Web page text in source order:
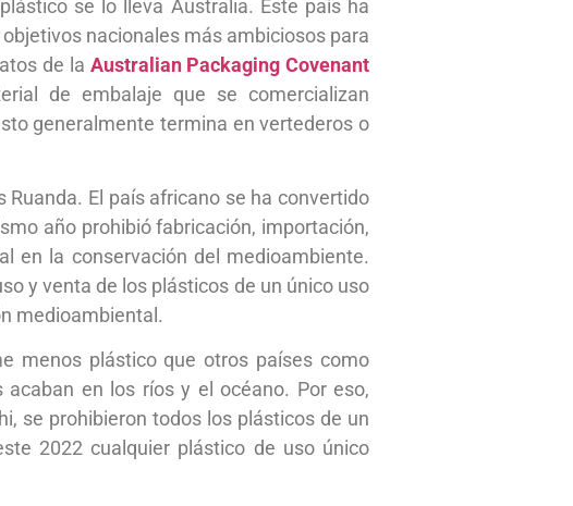
se lo lleva Australia. Este país ha
nacionales más ambiciosos para
de la Australian Packaging Covenant
de embalaje que se comercializan
generalmente termina en vertederos o
El país africano se ha convertido
año prohibió fabricación, importación,
en la conservación del medioambiente.
y venta de los plásticos de un único uso
medioambiental.
menos plástico que otros países como
en los ríos y el océano. Por eso,
se prohibieron todos los plásticos de un
2022 cualquier plástico de uso único